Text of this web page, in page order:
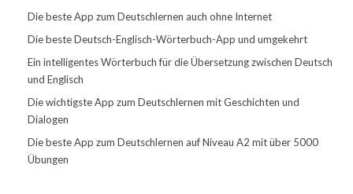
Die beste App zum Deutschlernen auch ohne Internet
Die beste Deutsch-Englisch-Wörterbuch-App und umgekehrt
Ein intelligentes Wörterbuch für die Übersetzung zwischen Deutsch
und Englisch
Die wichtigste App zum Deutschlernen mit Geschichten und
Dialogen
Die beste App zum Deutschlernen auf Niveau A2 mit über 5000
Übungen